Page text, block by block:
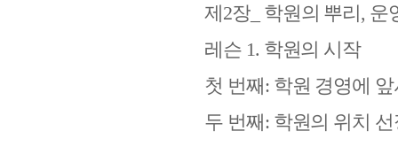
제 2장_ 학원의 뿌리 , 운
레슨 1. 학원의 시작
첫 번째: 학원 경영에 앞
두 번째: 학원의 위치 선